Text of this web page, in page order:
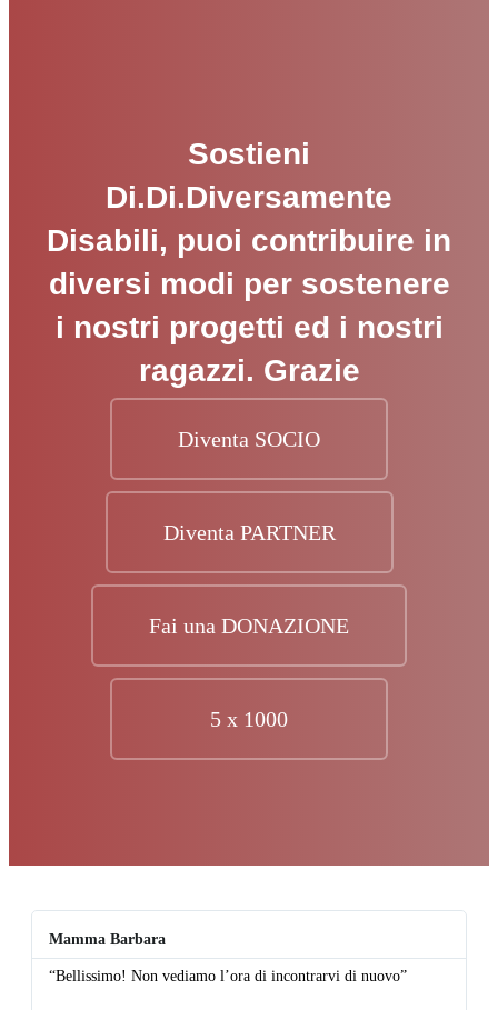
Sostieni
Di.Di.Diversamente
Disabili, puoi contribuire in
diversi modi per sostenere
i nostri progetti ed i nostri
ragazzi. Grazie
Diventa SOCIO
Diventa PARTNER
Fai una DONAZIONE
5 x 1000
Mamma Barbara
“Bellissimo! Non vediamo l’ora di incontrarvi di nuovo”